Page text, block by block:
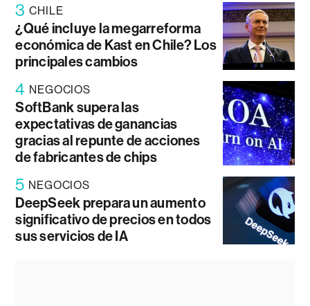
3 CHILE
¿Qué incluye la megarreforma
económica de Kast en Chile? Los
principales cambios
4 NEGOCIOS
SoftBank supera las
expectativas de ganancias
gracias al repunte de acciones
de fabricantes de chips
5 NEGOCIOS
DeepSeek prepara un aumento
significativo de precios en todos
sus servicios de IA